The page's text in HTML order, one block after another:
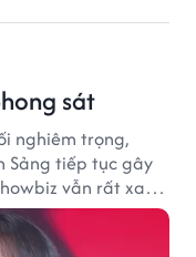
sát
nghiêm trọng,
Sảng tiếp tục gây
vẫn rất xa